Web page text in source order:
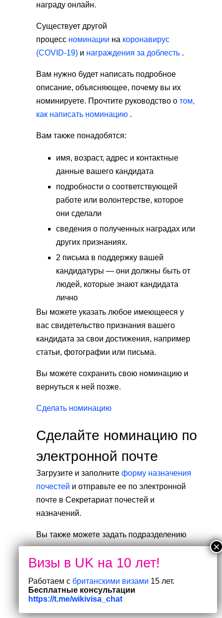
награду онлайн.
Существует другой
процесс номинации на коронавирус
(COVID-19) и награждения за доблесть .
Вам нужно будет написать подробное
описание, объясняющее, почему вы их
номинируете. Прочтите руководство о том,
как написать номинацию .
Вам также понадобятся:
имя, возраст, адрес и контактные
данные вашего кандидата
подробности о соответствующей
работе или волонтерстве, которое
они сделали
сведения о полученных наградах или
других признаниях.
2 письма в поддержку вашей
кандидатуры — они должны быть от
людей, которые знают кандидата
лично
Вы можете указать любое имеющееся у
вас свидетельство признания вашего
кандидата за свои достижения, например
статьи, фотографии или письма.
Вы можете сохранить свою номинацию и
вернуться к ней позже.
Сделать номинацию
Сделайте номинацию по
электронной почте
Загрузите и заполните форму назначения
почестей и отправьте ее по электронной
почте в Секретариат почестей и
назначений.
Вы также можете задать подразделению
вопросы о процессе номинации.
Секретариат почестей и назначений
honours@cabinetoffice.gov.uk
Телефон: 020 7276 2777
Работаем с британскими визами 15 лет.
Бесплатные консультации
https://t.me/wikivisa_chat